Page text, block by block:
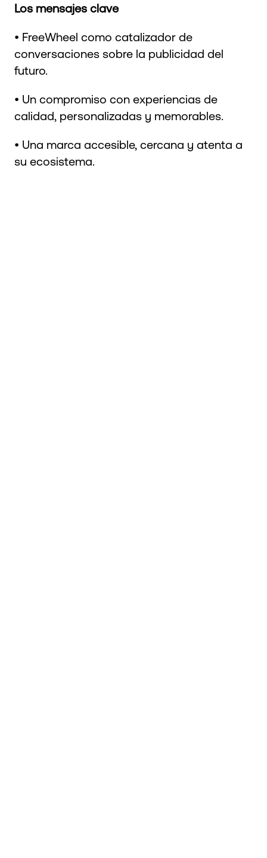
Los mensajes clave
• FreeWheel como catalizador de
conversaciones sobre la publicidad del
futuro.
• Un compromiso con experiencias de
calidad, personalizadas y memorables.
• Una marca accesible, cercana y atenta a
su ecosistema.